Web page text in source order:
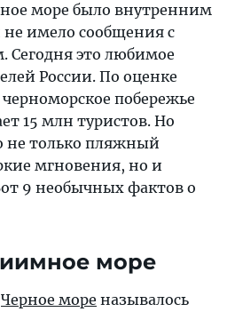
море было внутренним
имело сообщения с
это любимое
России. По оценке
побережье
15 млн туристов. Но
не только пляжный
мгновения, но и
9 необычных фактов о
море
Черное море называлось